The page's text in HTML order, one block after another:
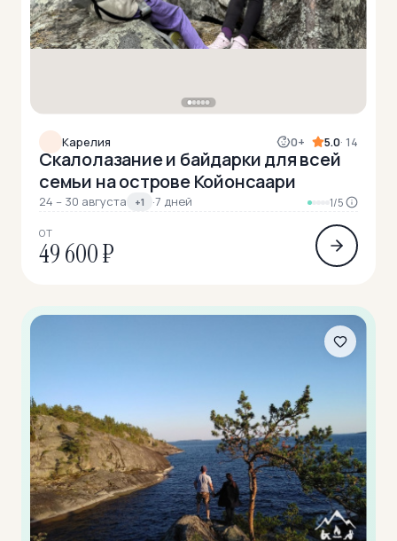
Карелия 0+ 5.0· 14
Скалолазание и байдарки для всей
семьи на острове Койонсаари
24 – 30 августа +1 ·7 дней 1/5
ОТ
49 600 ₽